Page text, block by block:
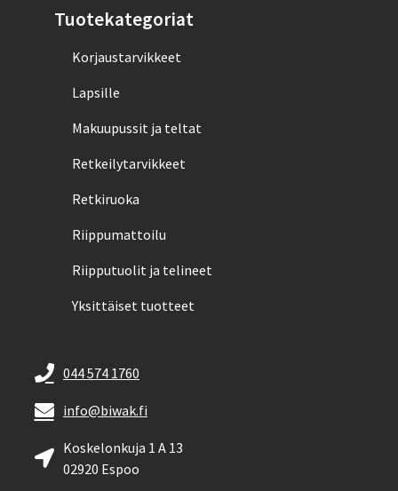
Tuotekategoriat
Korjaustarvikkeet
Lapsille
Makuupussit ja teltat
Retkeilytarvikkeet
Retkiruoka
Riippumattoilu
Riipputuolit ja telineet
Yksittäiset tuotteet
044 574 1760
info@biwak.fi
Koskelonkuja 1 A 13
02920 Espoo